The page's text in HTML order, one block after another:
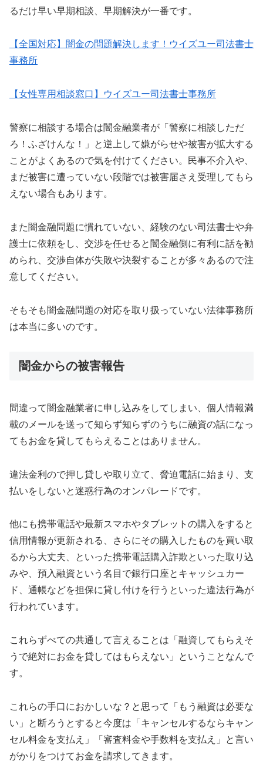
るだけ早い早期相談、早期解決が一番です。
【全国対応】闇金の問題解決します！ウイズユー司法書士
事務所
【女性専用相談窓口】ウイズユー司法書士事務所
警察に相談する場合は闇金融業者が「警察に相談しただ
ろ！ふざけんな！」と逆上して嫌がらせや被害が拡大する
ことがよくあるので気を付けてください。民事不介入や、
まだ被害に遭っていない段階では被害届さえ受理してもら
えない場合もあります。
また闇金融問題に慣れていない、経験のない司法書士や弁
護士に依頼をし、交渉を任せると闇金融側に有利に話を勧
められ、交渉自体が失敗や決裂することが多々あるので注
意してください。
そもそも闇金融問題の対応を取り扱っていない法律事務所
は本当に多いのです。
闇金からの被害報告
間違って闇金融業者に申し込みをしてしまい、個人情報満
載のメールを送って知らず知らずのうちに融資の話になっ
てもお金を貸してもらえることはありません。
違法金利ので押し貸しや取り立て、脅迫電話に始まり、支
払いをしないと迷惑行為のオンパレードです。
他にも携帯電話や最新スマホやタブレットの購入をすると
信用情報が更新される、さらにその購入したものを買い取
るから大丈夫、といった携帯電話購入詐欺といった取り込
みや、預入融資という名目で銀行口座とキャッシュカー
ド、通帳などを担保に貸し付けを行うといった違法行為が
行われています。
これらずべての共通して言えることは「融資してもらえそ
うで絶対にお金を貸してはもらえない」ということなんで
す。
これらの手口におかしいな？と思って「もう融資は必要な
い」と断ろうとすると今度は「キャンセルするならキャン
セル料金を支払え」「審査料金や手数料を支払え」と言い
がかりをつけてお金を請求してきます。